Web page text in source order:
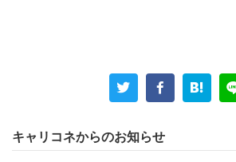
キャリコネからのお知らせ